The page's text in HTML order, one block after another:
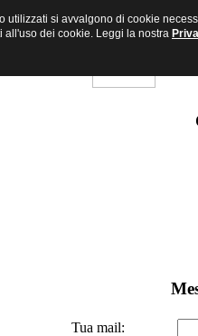
Tua mail:
utilizzati si avvalgono di cookie
dei cookie. Leggi la nostra